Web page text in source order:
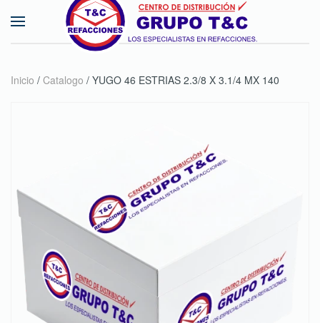
Skip to main content
Inicio / Catalogo / YUGO 46 ESTRIAS 2.3/8 X 3.1/4 MX 140